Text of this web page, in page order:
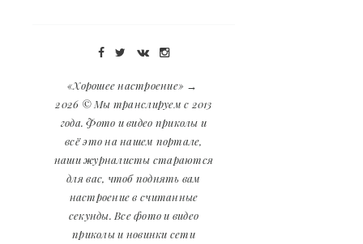
«Хорошее настроение» →
2026 © Мы транслируем с 2013
года. Фото и видео приколы и
всё это на нашем портале,
наши журналисты стараются
для вас, чтоб поднять вам
настроение в считанные
секунды. Все фото и видео
приколы и новинки сети